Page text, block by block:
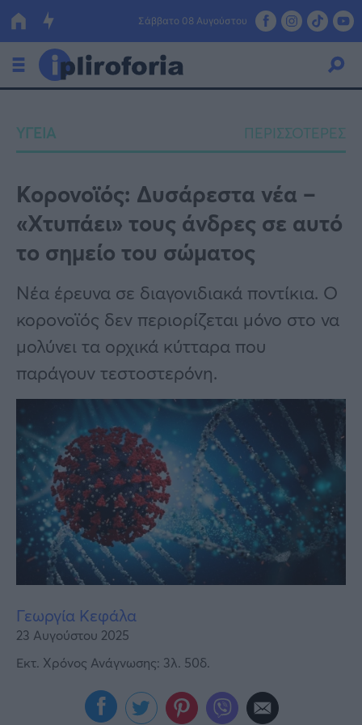
Σάββατο 08 Αυγούστου
Οικονομία
Πολιτική
Τράπεζες
Επιδοτήσεις
ΕΣΠΑ
Κόσμος
Lifestyle
Αθλητικά
Υγεία
Γυναίκα
Καιρός
ΥΓΕΙΑ ΠΕΡΙΣΣΟΤΕΡΕΣ
Κορονοϊός: Δυσάρεστα νέα –
«Χτυπάει» τους άνδρες σε αυτό
το σημείο του σώματος
Νέα έρευνα σε διαγονιδιακά ποντίκια. Ο
κορoνοϊός δεν περιορίζεται μόνο στο να
μολύνει τα ορχικά κύτταρα που
παράγουν τεστοστερόνη.
Γεωργία Κεφάλα
23 Αυγούστου 2025
Εκτ. Χρόνος Ανάγνωσης: 3λ. 50δ.